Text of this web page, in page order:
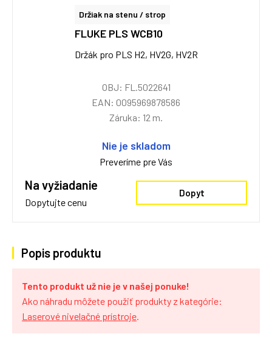
Držiak na stenu / strop
FLUKE PLS WCB10
Držák pro PLS H2, HV2G, HV2R
OBJ: FL.5022641
EAN: 0095969878586
Záruka: 12 m.
Nie je skladom
Preveríme pre Vás
Na vyžiadanie
Dopytujte cenu
Dopyt
Popis produktu
Tento produkt už nie je v našej ponuke!
Ako náhradu môžete použiť produkty z kategórie:
Laserové nivelačné prístroje.